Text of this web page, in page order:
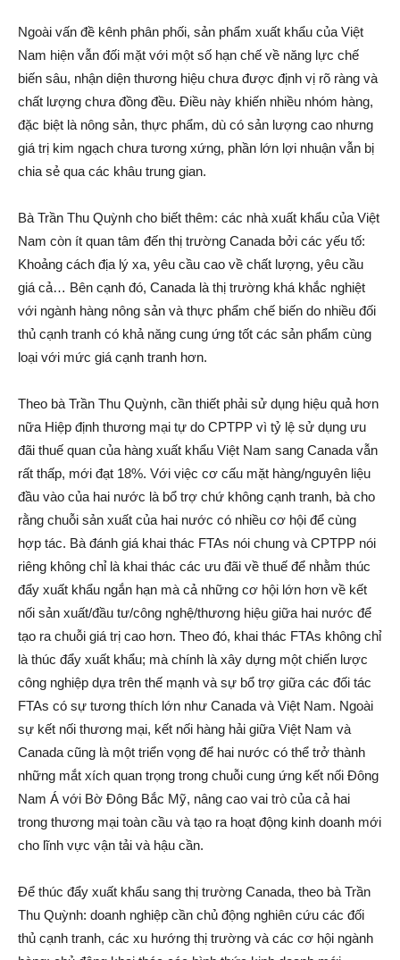
Ngoài vấn đề kênh phân phối, sản phẩm xuất khẩu của Việt
Nam hiện vẫn đối mặt với một số hạn chế về năng lực chế
biến sâu, nhận diện thương hiệu chưa được định vị rõ ràng và
chất lượng chưa đồng đều. Điều này khiến nhiều nhóm hàng,
đặc biệt là nông sản, thực phẩm, dù có sản lượng cao nhưng
giá trị kim ngạch chưa tương xứng, phần lớn lợi nhuận vẫn bị
chia sẻ qua các khâu trung gian.
Bà Trần Thu Quỳnh cho biết thêm: các nhà xuất khẩu của Việt
Nam còn ít quan tâm đến thị trường Canada bởi các yếu tố:
Khoảng cách địa lý xa, yêu cầu cao về chất lượng, yêu cầu
giá cả… Bên cạnh đó, Canada là thị trường khá khắc nghiệt
với ngành hàng nông sản và thực phẩm chế biến do nhiều đối
thủ cạnh tranh có khả năng cung ứng tốt các sản phẩm cùng
loại với mức giá cạnh tranh hơn.
Theo bà Trần Thu Quỳnh, cần thiết phải sử dụng hiệu quả hơn
nữa Hiệp định thương mại tự do CPTPP vì tỷ lệ sử dụng ưu
đãi thuế quan của hàng xuất khẩu Việt Nam sang Canada vẫn
rất thấp, mới đạt 18%. Với việc cơ cấu mặt hàng/nguyên liệu
đầu vào của hai nước là bổ trợ chứ không cạnh tranh, bà cho
rằng chuỗi sản xuất của hai nước có nhiều cơ hội để cùng
hợp tác. Bà đánh giá khai thác FTAs nói chung và CPTPP nói
riêng không chỉ là khai thác các ưu đãi về thuế để nhằm thúc
đẩy xuất khẩu ngắn hạn mà cả những cơ hội lớn hơn về kết
nối sản xuất/đầu tư/công nghệ/thương hiệu giữa hai nước để
tạo ra chuỗi giá trị cao hơn. Theo đó, khai thác FTAs không chỉ
là thúc đẩy xuất khẩu; mà chính là xây dựng một chiến lược
công nghiệp dựa trên thế mạnh và sự bổ trợ giữa các đối tác
FTAs có sự tương thích lớn như Canada và Việt Nam. Ngoài
sự kết nối thương mại, kết nối hàng hải giữa Việt Nam và
Canada cũng là một triển vọng để hai nước có thể trở thành
những mắt xích quan trọng trong chuỗi cung ứng kết nối Đông
Nam Á với Bờ Đông Bắc Mỹ, nâng cao vai trò của cả hai
trong thương mại toàn cầu và tạo ra hoạt động kinh doanh mới
cho lĩnh vực vận tải và hậu cần.
Để thúc đẩy xuất khẩu sang thị trường Canada, theo bà Trần
Thu Quỳnh: doanh nghiệp cần chủ động nghiên cứu các đối
thủ cạnh tranh, các xu hướng thị trường và các cơ hội ngành